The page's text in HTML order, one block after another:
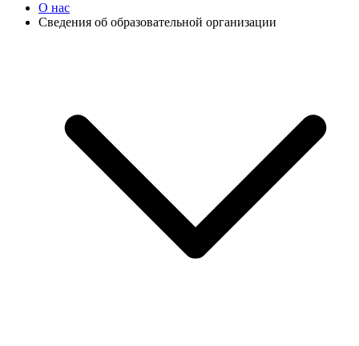
О нас
Сведения об образовательной организации